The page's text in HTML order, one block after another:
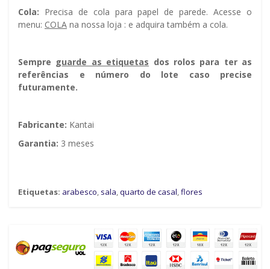
Cola: Precisa de cola para papel de parede. Acesse o
menu: COLA na nossa loja : e adquira também a cola.
Sempre guarde as etiquetas dos rolos para ter as
referências e número do lote caso precise
futuramente.
Fabricante: Kantai
Garantia: 3 meses
Etiquetas: arabesco, sala,quarto de casal,flores